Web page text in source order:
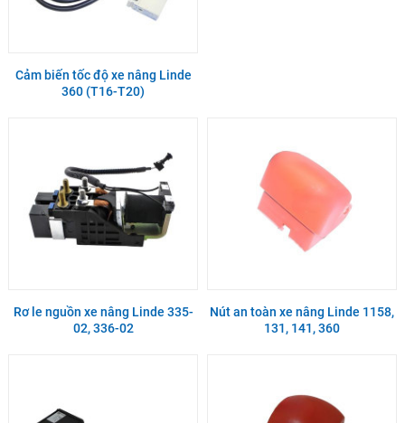
Cảm biến tốc độ xe nâng Linde
360 (T16-T20)
Rơ le nguồn xe nâng Linde 335-
02, 336-02
Nút an toàn xe nâng Linde 1158,
131, 141, 360